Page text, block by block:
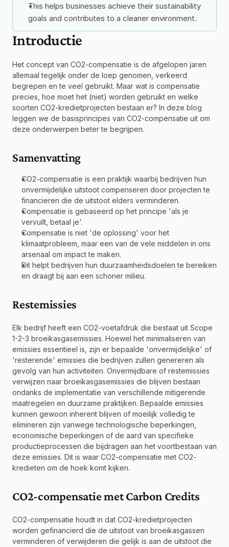
This helps businesses achieve their sustainability
goals and contributes to a cleaner environment.
Introductie
Het concept van CO2-compensatie is de afgelopen jaren
allemaal tegelijk onder de loep genomen, verkeerd
begrepen en te veel gebruikt. Maar wat is compensatie
precies, hoe moet het (niet) worden gebruikt en welke
soorten CO2-kredietprojecten bestaan er? In deze blog
leggen we de basisprincipes van CO2-compensatie uit om
deze onderwerpen beter te begrijpen.
Samenvatting
CO2-compensatie is een praktijk waarbij bedrijven hun
onvermijdelijke uitstoot compenseren door projecten te
financieren die de uitstoot elders verminderen.
Compensatie is gebaseerd op het principe 'als je
vervuilt, betaal je'.
Compensatie is niet 'de oplossing' voor het
klimaatprobleem, maar een van de vele middelen in ons
arsenaal om impact te maken.
Dit helpt bedrijven hun duurzaamheidsdoelen te bereiken
en draagt bij aan een schoner milieu.
Restemissies
Elk bedrijf heeft een CO2-voetafdruk die bestaat uit Scope
1-2-3 broeikasgasemissies. Hoewel het minimaliseren van
emissies essentieel is, zijn er bepaalde 'onvermijdelijke' of
'resterende' emissies die bedrijven zullen genereren als
gevolg van hun activiteiten. Onvermijdbare of restemissies
verwijzen naar broeikasgasemissies die blijven bestaan
ondanks de implementatie van verschillende mitigerende
maatregelen en duurzame praktijken. Bepaalde emissies
kunnen gewoon inherent blijven of moeilijk volledig te
elimineren zijn vanwege technologische beperkingen,
economische beperkingen of de aard van specifieke
productieprocessen die bijdragen aan het voortbestaan van
deze emissies. Dit is waar CO2-compensatie met CO2-
kredieten om de hoek komt kijken.
CO2-compensatie met Carbon Credits
CO2-compensatie houdt in dat CO2-kredietprojecten
worden gefinancierd die de uitstoot van broeikasgassen
verminderen of verwijderen die gelijk is aan de uitstoot die